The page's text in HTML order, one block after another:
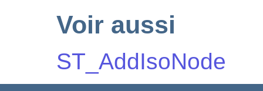
Voir aussi
ST_AddIsoNode